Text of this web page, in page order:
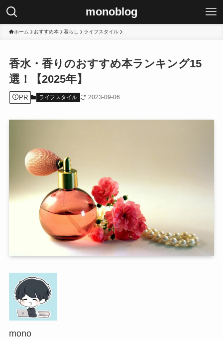
monoblog
ホーム おすすめ本 暮らし ライフスタイル
香水・香りのおすすめ本ランキング15
選！【2025年】
PR ライフスタイル 2023-09-06
mono